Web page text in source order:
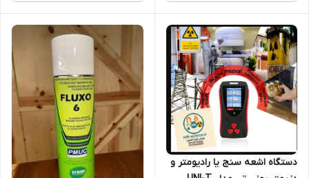
دستگاه اشعه سنج یا رادیومتر و